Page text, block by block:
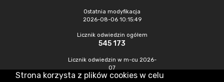
Ostatnia modyfikacja
2026-08-06 10:15:49
Licznik odwiedzin ogółem
545 173
Licznik odwiedzin w m-cu 2026-
07
1 189
Strona korzysta z plików cookies w celu